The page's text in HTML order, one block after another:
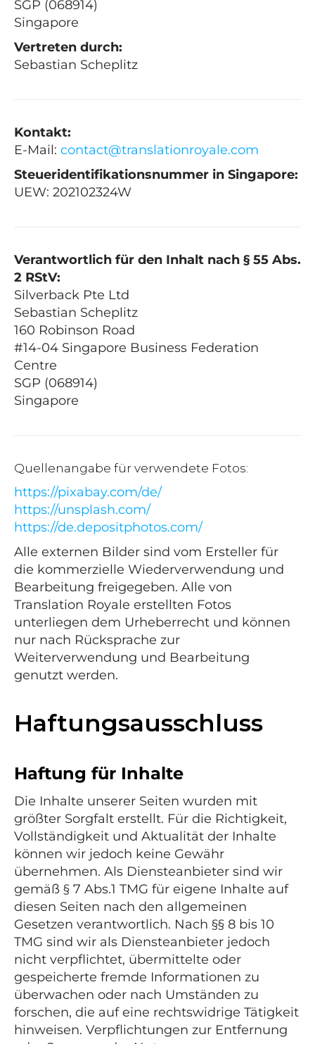
SGP (068914)
Singapore
Vertreten durch:
Sebastian Scheplitz
Kontakt:
E-Mail: contact@translationroyale.com
Steueridentifikationsnummer in Singapore:
UEW: 202102324W
Verantwortlich für den Inhalt nach § 55 Abs.
2 RStV:
Silverback Pte Ltd
Sebastian Scheplitz
160 Robinson Road
#14-04 Singapore Business Federation
Centre
SGP (068914)
Singapore
Quellenangabe für verwendete Fotos:
https://pixabay.com/de/
https://unsplash.com/
https://de.depositphotos.com/
Alle externen Bilder sind vom Ersteller für
die kommerzielle Wiederverwendung und
Bearbeitung freigegeben. Alle von
Translation Royale erstellten Fotos
unterliegen dem Urheberrecht und können
nur nach Rücksprache zur
Weiterverwendung und Bearbeitung
genutzt werden.
Haftungsausschluss
Haftung für Inhalte
Die Inhalte unserer Seiten wurden mit
größter Sorgfalt erstellt. Für die Richtigkeit,
Vollständigkeit und Aktualität der Inhalte
können wir jedoch keine Gewähr
übernehmen. Als Diensteanbieter sind wir
gemäß § 7 Abs.1 TMG für eigene Inhalte auf
diesen Seiten nach den allgemeinen
Gesetzen verantwortlich. Nach §§ 8 bis 10
TMG sind wir als Diensteanbieter jedoch
nicht verpflichtet, übermittelte oder
gespeicherte fremde Informationen zu
überwachen oder nach Umständen zu
forschen, die auf eine rechtswidrige Tätigkeit
hinweisen. Verpflichtungen zur Entfernung